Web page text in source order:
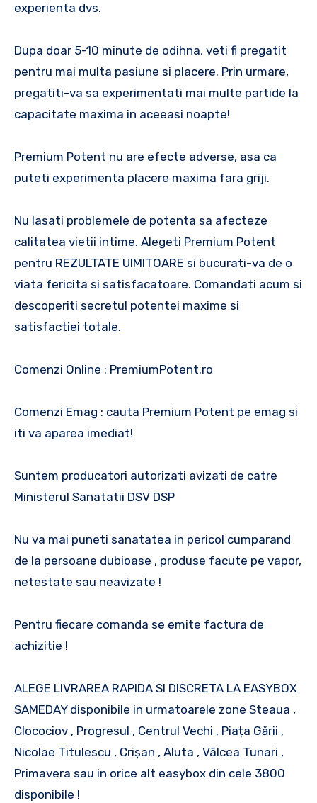
experienta dvs.
Dupa doar 5-10 minute de odihna, veti fi pregatit
pentru mai multa pasiune si placere. Prin urmare,
pregatiti-va sa experimentati mai multe partide la
capacitate maxima in aceeasi noapte!
Premium Potent nu are efecte adverse, asa ca
puteti experimenta placere maxima fara griji.
Nu lasati problemele de potenta sa afecteze
calitatea vietii intime. Alegeti Premium Potent
pentru REZULTATE UIMITOARE si bucurati-va de o
viata fericita si satisfacatoare. Comandati acum si
descoperiti secretul potentei maxime si
satisfactiei totale.
Comenzi Online : PremiumPotent.ro
Comenzi Emag : cauta Premium Potent pe emag si
iti va aparea imediat!
Suntem producatori autorizati avizati de catre
Ministerul Sanatatii DSV DSP
Nu va mai puneti sanatatea in pericol cumparand
de la persoane dubioase , produse facute pe vapor,
netestate sau neavizate !
Pentru fiecare comanda se emite factura de
achizitie !
ALEGE LIVRAREA RAPIDA SI DISCRETA LA EASYBOX
SAMEDAY disponibile in urmatoarele zone Steaua ,
Clocociov , Progresul , Centrul Vechi , Piața Gării ,
Nicolae Titulescu , Crișan , Aluta , Vâlcea Tunari ,
Primavera sau in orice alt easybox din cele 3800
disponibile !